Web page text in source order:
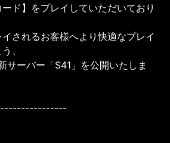
ード】をプレイしていただいており
されるお客様へより快適なプレイ
、
サーバー「S41」を公開いたしま